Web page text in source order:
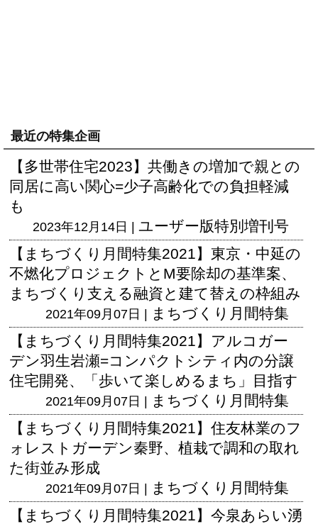
最近の特集企画
【多世帯住宅2023】共働きの増加で親との
同居に高い関心=少子高齢化での負担軽減
も
2023年12月14日 | ユーザー版特別増刊号
【まちづくり月間特集2021】東京・中延の
不燃化プロジェクトとM要除却の基準案、
まちづくり支える融資と建て替えの枠組み
2021年09月07日 | まちづくり月間特集
【まちづくり月間特集2021】アルコガー
デン羽生岩瀬=コンパクトシティ内の分譲
住宅開発、「歩いて楽しめるまち」目指す
2021年09月07日 | まちづくり月間特集
【まちづくり月間特集2021】住友林業のフ
ォレストガーデン秦野、植栽で調和の取れ
た街並み形成
2021年09月07日 | まちづくり月間特集
【まちづくり月間特集2021】今泉あらい湧